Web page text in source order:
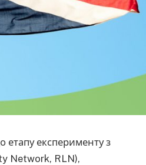
етапу експерименту з
Network, RLN),